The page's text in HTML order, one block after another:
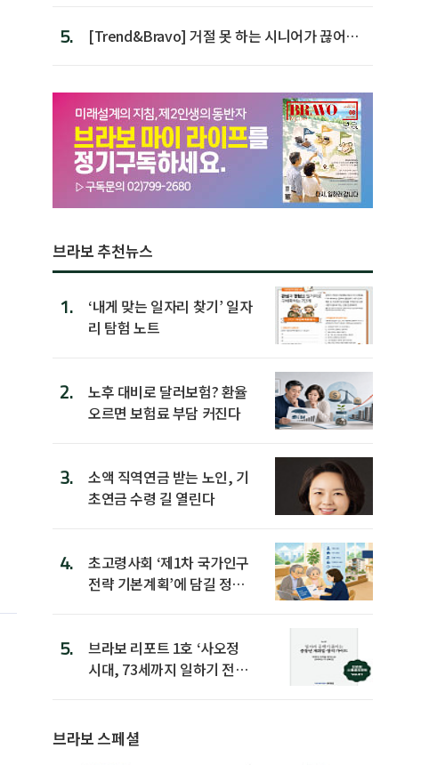
5.
[Trend&Bravo] 거절 못 하는 시니어가 끊어야
브라보 추천뉴스
1.
‘내게 맞는 일자리 찾기’ 일자
리 탐험 노트
2.
노후 대비로 달러보험? 환율
오르면 보험료 부담 커진다
3.
소액 직역연금 받는 노인, 기
초연금 수령 길 열린다
4.
초고령사회 ‘제1차 국가인구
전략 기본계획’에 담길 정책
5.
브라보 리포트 1호 ‘사오정
시대, 73세까지 일하기 전략’
브라보 스페셜